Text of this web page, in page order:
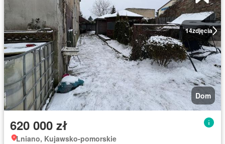
14zdjęcia
Dom
620 000 zł
Lniano, Kujawsko-pomorskie